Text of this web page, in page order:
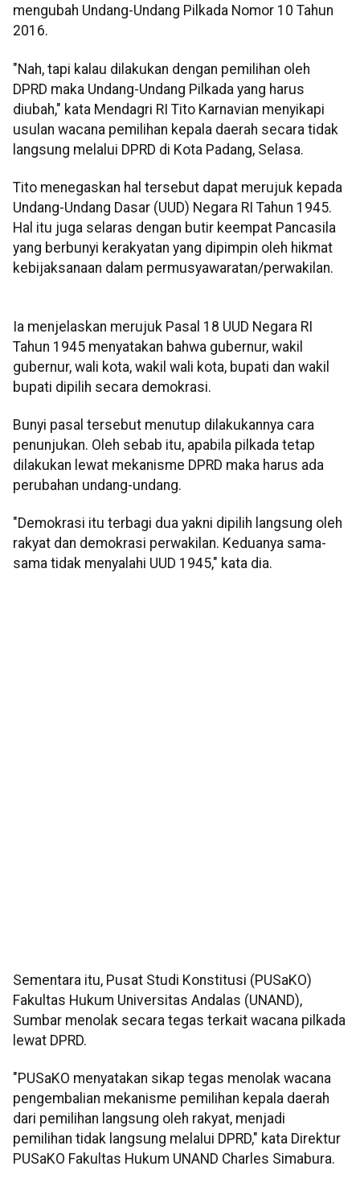
mengubah Undang-Undang Pilkada Nomor 10 Tahun
2016.
"Nah, tapi kalau dilakukan dengan pemilihan oleh
DPRD maka Undang-Undang Pilkada yang harus
diubah," kata Mendagri RI Tito Karnavian menyikapi
usulan wacana pemilihan kepala daerah secara tidak
langsung melalui DPRD di Kota Padang, Selasa.
Tito menegaskan hal tersebut dapat merujuk kepada
Undang-Undang Dasar (UUD) Negara RI Tahun 1945.
Hal itu juga selaras dengan butir keempat Pancasila
yang berbunyi kerakyatan yang dipimpin oleh hikmat
kebijaksanaan dalam permusyawaratan/perwakilan.
Ia menjelaskan merujuk Pasal 18 UUD Negara RI
Tahun 1945 menyatakan bahwa gubernur, wakil
gubernur, wali kota, wakil wali kota, bupati dan wakil
bupati dipilih secara demokrasi.
Bunyi pasal tersebut menutup dilakukannya cara
penunjukan. Oleh sebab itu, apabila pilkada tetap
dilakukan lewat mekanisme DPRD maka harus ada
perubahan undang-undang.
"Demokrasi itu terbagi dua yakni dipilih langsung oleh
rakyat dan demokrasi perwakilan. Keduanya sama-
sama tidak menyalahi UUD 1945," kata dia.
Sementara itu, Pusat Studi Konstitusi (PUSaKO)
Fakultas Hukum Universitas Andalas (UNAND),
Sumbar menolak secara tegas terkait wacana pilkada
lewat DPRD.
"PUSaKO menyatakan sikap tegas menolak wacana
pengembalian mekanisme pemilihan kepala daerah
dari pemilihan langsung oleh rakyat, menjadi
pemilihan tidak langsung melalui DPRD," kata Direktur
PUSaKO Fakultas Hukum UNAND Charles Simabura.